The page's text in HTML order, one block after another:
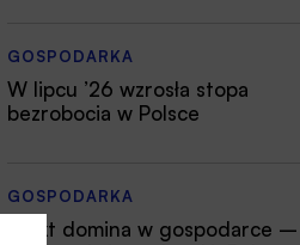
GOSPODARKA
W lipcu ’26 wzrosła stopa
bezrobocia w Polsce
GOSPODARKA
Efekt domina w gospodarce –